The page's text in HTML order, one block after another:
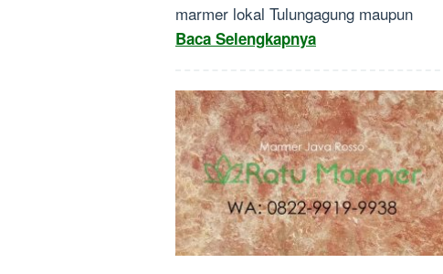
marmer lokal Tulungagung maupun
Baca Selengkapnya